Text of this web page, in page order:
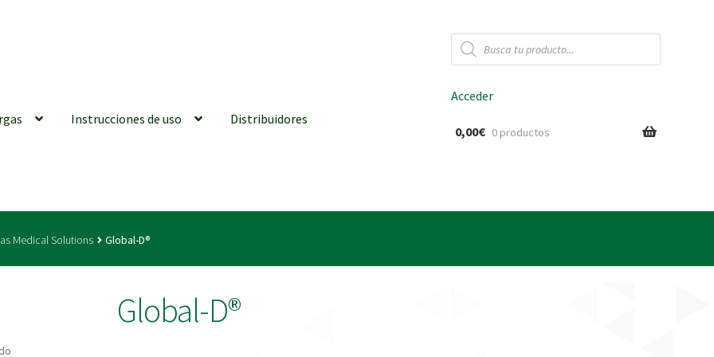
Búsqueda
de
productos
Instrucciones de uso Distribuidores
generales Conexiones CAD CAM
| Tienda Online!
Acceder
0,00€ 0 productos
Medical Solutions Global-D®
Global-D®